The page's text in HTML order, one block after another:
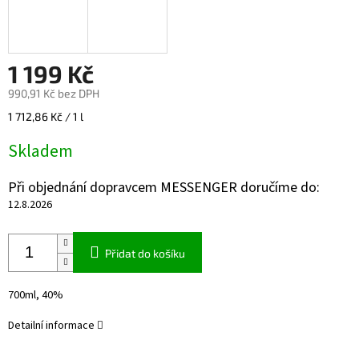
1 199 Kč
990,91 Kč bez DPH
Měrná
1 712,86 Kč / 1 l
Skladem
Při objednání dopravcem MESSENGER doručíme do:
12.8.2026
Přidat do košíku
700ml, 40%
Detailní informace